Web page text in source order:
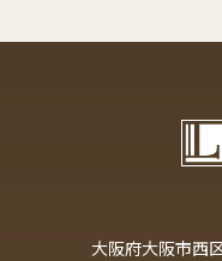
大阪府大阪市西